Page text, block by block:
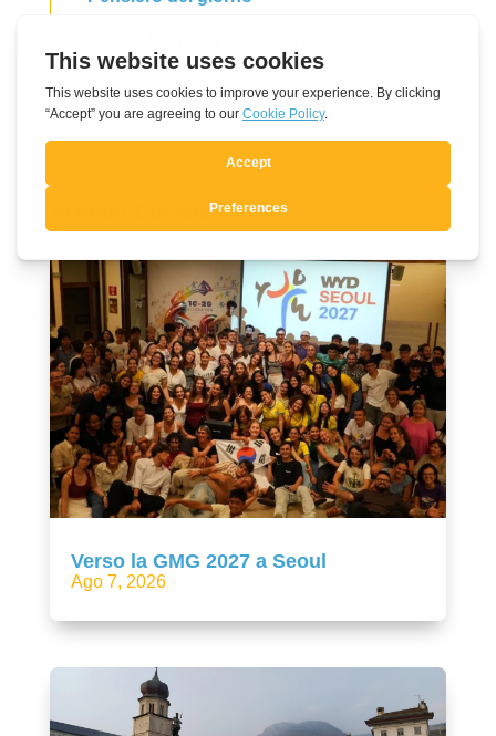
bisogno
Articoli Correlati
Verso la GMG 2027 a Seoul
Ago 7, 2026